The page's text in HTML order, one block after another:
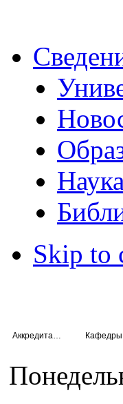
Наука
Skip to
Кафедры